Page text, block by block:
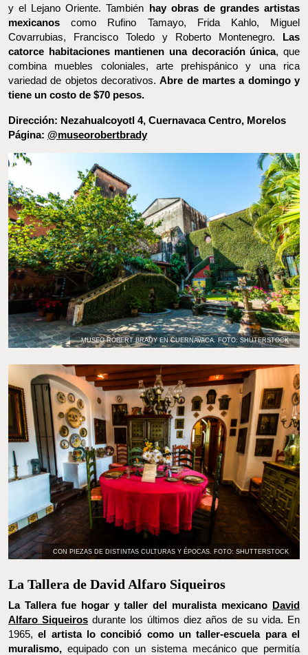
Toledo y Roberto Montenegro.Las catorce habitaciones
mantienen una decoración única, que combina muebles
coloniales, arte prehispánico y una rica variedad de objetos
decorativos.Abre de martes a domingo y tiene un costo de
$70 pesos.
Dirección: Nezahualcoyotl 4, Cuernavaca Centro, Morelos
MUSEO ROBERT BRADY EN CUERNAVACA. FOTO: SHUTERSTOCK
CON PIEZAS DE DISTINTAS CULTURAS Y ÉPOCAS. FOTO: SHUTTERSTOCK
La Tallera de David Alfaro Siqueiros
Alfaro Siqueirosdurante los últimos diez años de su vida. En
1965,el artista lo concibió como un taller-escuela para el
muralismo,equipado con un sistema mecánico que permitía
mover enormes paneles y trabajar sin complicaciones. Fue aquí
donde comenzó a pintar su obraLa Marcha de la Humanidad, que